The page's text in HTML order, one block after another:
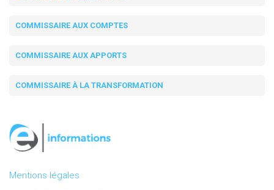
COMMISSAIRE AUX COMPTES
COMMISSAIRE AUX APPORTS
COMMISSAIRE À LA TRANSFORMATION
Mentions légales